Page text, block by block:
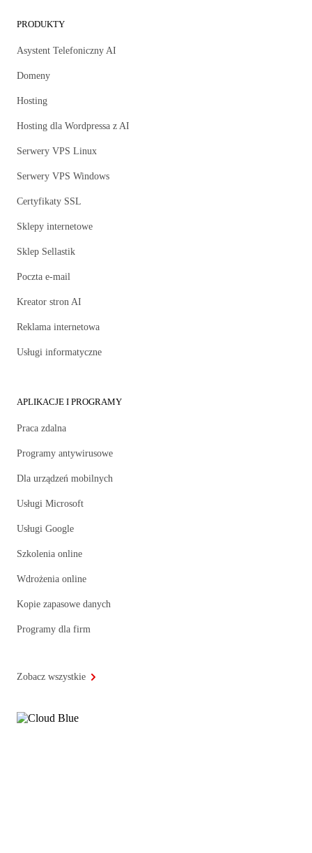
PRODUKTY
Asystent Telefoniczny AI
Domeny
Hosting
Hosting dla Wordpressa z AI
Serwery VPS Linux
Serwery VPS Windows
Certyfikaty SSL
Sklepy internetowe
Sklep Sellastik
Poczta e-mail
Kreator stron AI
Reklama internetowa
Usługi informatyczne
APLIKACJE I PROGRAMY
Praca zdalna
Programy antywirusowe
Dla urządzeń mobilnych
Usługi Microsoft
Usługi Google
Szkolenia online
Wdrożenia online
Kopie zapasowe danych
Programy dla firm
Zobacz wszystkie